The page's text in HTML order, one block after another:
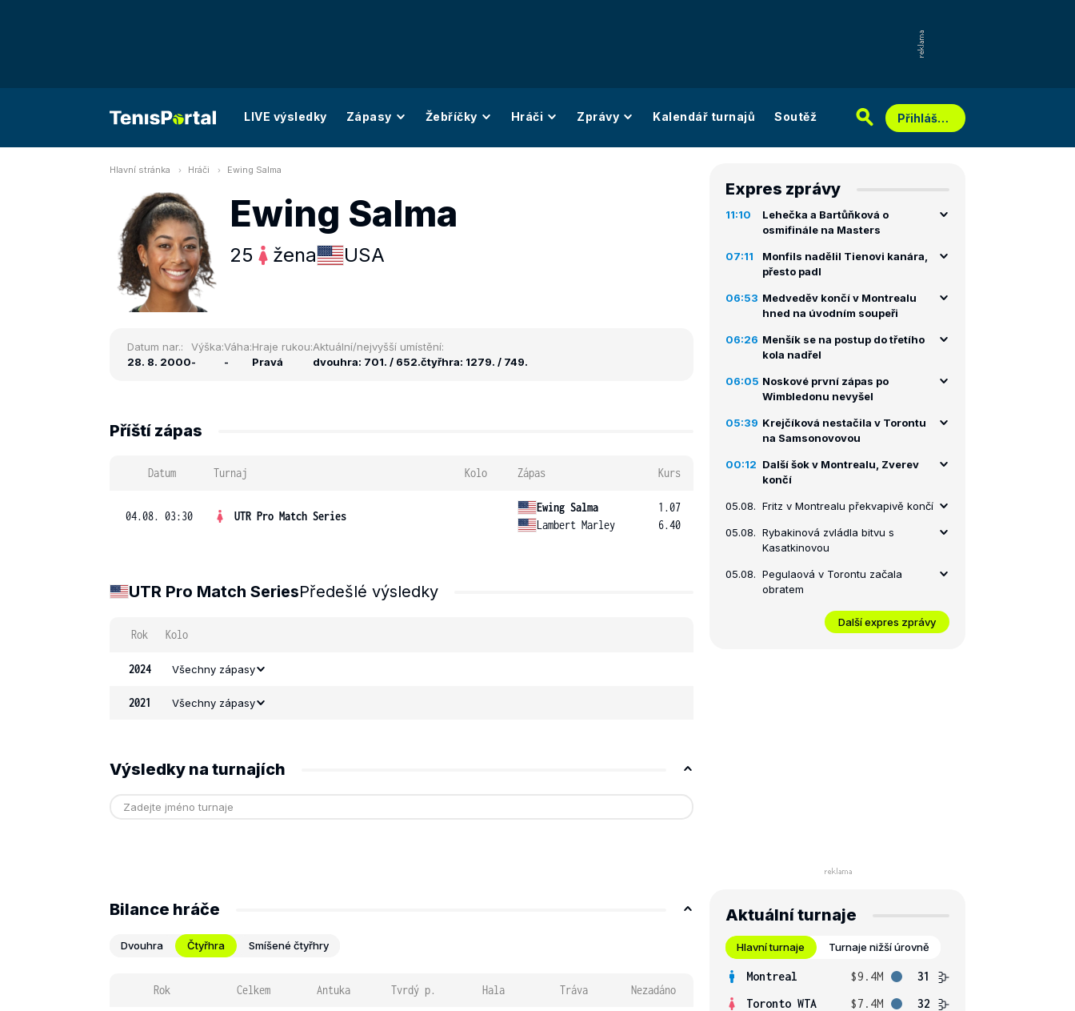
LIVE výsledky Zápasy Žebříčky Hráči Zprávy Kalendář turnajů Soutěž Přihlášení
Hlavní stránka Hráči Ewing Salma
Ewing Salma
25 žena USA
Datum nar.:
28. 8. 2000
Výška:
-
Váha:
-
Hraje rukou:
Pravá
Aktuální/nejvyšší umístění:
dvouhra: 701. / 652.čtyřhra: 1279. / 749.
Příští zápas
Datum Turnaj Kolo Zápas Kurs
04.08. 03:30 UTR Pro Match Series
Ewing Salma
Lambert Marley
1.07
6.40
UTR Pro Match SeriesPředešlé výsledky
Rok Kolo
2024 Všechny zápasy
2021 Všechny zápasy
Výsledky na turnajích
Bilance hráče
Dvouhra Čtyřhra Smíšené čtyřhry
Rok Celkem Antuka Tvrdý p. Hala Tráva Nezadáno
Expres zprávy
11:10
Lehečka a Bartůňková o
osmifinále na Masters
07:11
Monfils nadělil Tienovi kanára,
přesto padl
06:53 Medveděv končí v Montrealu
hned na úvodním soupeři
06:26 Menšík se na postup do třetího
kola nadřel
06:05 Noskové první zápas po
Wimbledonu nevyšel
05:39 Krejčíková nestačila v Torontu
na Samsonovovou
00:12 Další šok v Montrealu, Zverev
končí
05.08. Fritz v Montrealu překvapivě končí
05.08. Rybakinová zvládla bitvu s
Kasatkinovou
05.08. Pegulaová v Torontu začala
obratem
Další expres zprávy
Aktuální turnaje
Hlavní turnaje Turnaje nižší úrovně
Montreal $9.4M
31
Toronto WTA
$7.4M 32